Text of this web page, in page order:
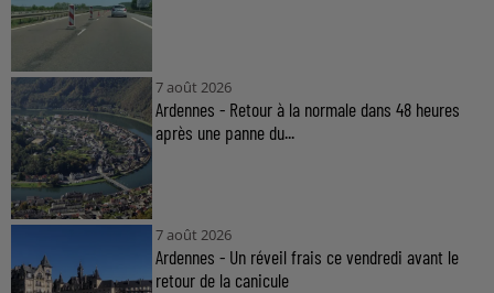
7 août 2026
Ardennes - Retour à la normale dans 48 heures
après une panne du...
7 août 2026
Ardennes - Un réveil frais ce vendredi avant le
retour de la canicule